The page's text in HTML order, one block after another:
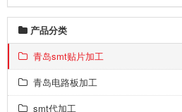
产品分类
青岛smt贴片加工
青岛电路板加工
smt代加工